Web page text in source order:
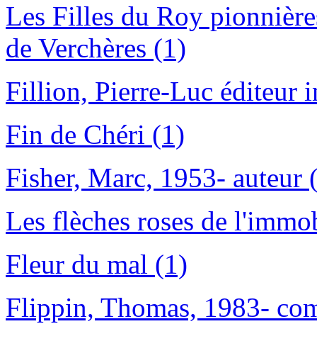
Les Filles du Roy
de Verchères (1)
Fillion, Pierre-Luc éditeur
Fin de Chéri (1)
Fisher, Marc, 1953- auteur
Les flèches roses de
Fleur du mal (1)
Flippin, Thomas, 1983-